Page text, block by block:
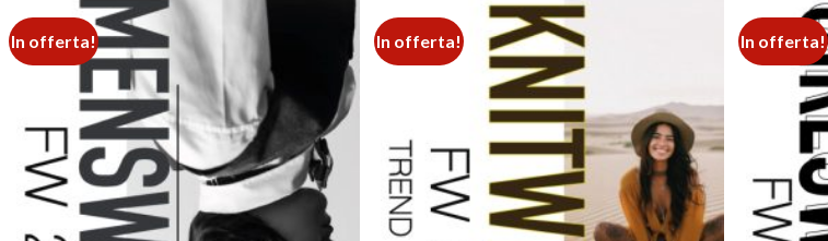
In offerta!
wishlist
In offerta! In offerta!